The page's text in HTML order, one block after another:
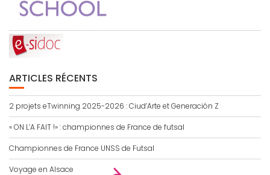
ARTICLES RÉCENTS
2 projets eTwinning 2025-2026 : Ciud’Arte et Generación Z
« ON L’A FAIT !» : championnes de France de futsal
Championnes de France UNSS de Futsal
Voyage en Alsace